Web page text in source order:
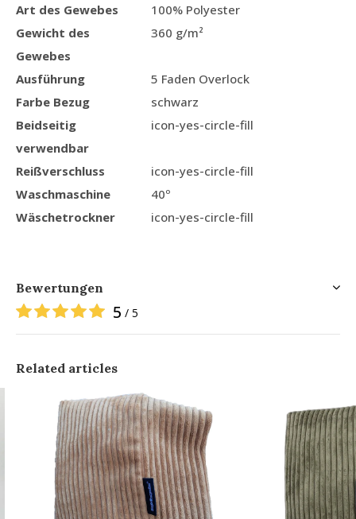
Art des Gewebes
100% Polyester
Gewicht des
Gewebes
360 g/m²
Ausführung
5 Faden Overlock
Farbe Bezug
schwarz
Beidseitig
verwendbar
icon-yes-circle-fill
Reißverschluss
icon-yes-circle-fill
Waschmaschine
40º
Wäschetrockner
icon-yes-circle-fill
Bewertungen
5 / 5
Related articles